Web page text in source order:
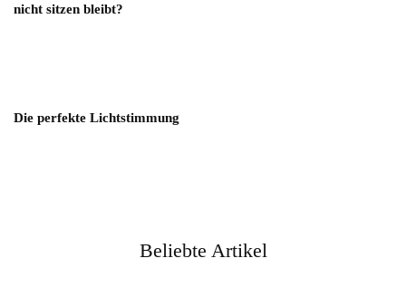
nicht sitzen bleibt?
Die perfekte Lichtstimmung
Beliebte Artikel